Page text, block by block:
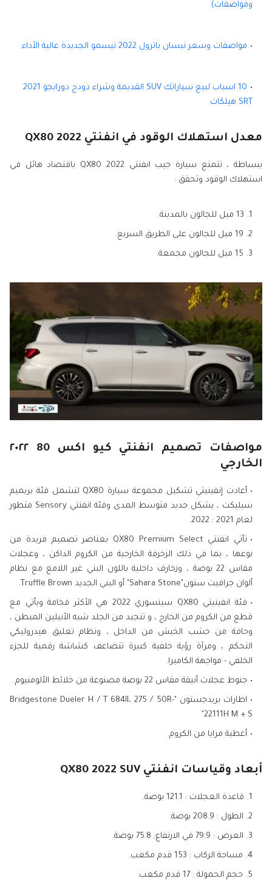
ومواصفات)
مواصفات وسعر نيسان باترول 2022 نيسمو الجديدة عالية الأداء
10 اسباب لبيع سياراتك SUV القديمة وشراء دودج دورانجو 2021
SRT هيلكات
معدل استهلاك الوقود في انفنتي QX80 2022
ببساطة ، تتمتع سيارة جيب انفنتي QX80 2022 باقتصاد هائل في
استهلاك الوقود وتحقق :
13 ميل للجالون بالمدينة.
19 ميل للجالون على الطريق السريع.
15 ميل للجالون مجمعة.
مواصفات تصميم انفنتي كيو اكس 80 ٢٠٢
٢
الخارجي
أعادت إنفينيتي تشكيل مجموعة سيارة QX80 لتشمل فئة بريميم
سيليكت ، بشكل جديد متوسط ​​المدى وفئة انفنتي Sensory متطور
لعام 2021 : 2022.
تأتي انفنتي QX80 Premium Select بعناصر تصميم فريدة من
نوعها ، بما في ذلك الزخرفة الخارجية من الكروم الداكن ، وعجلات
مقاس 22 بوصة ، وزخارف داخلية باللون البني غير اللامع مع نظام
ألوان جرافيت ستون"Sahara Stone" أو البني الجديد Truffle Brown.
فئة انفينيتي QX80 سينسوري 2022 هي الأكثر فخامة ويأتي مع
قطع من الكروم من الخارج ، و تنجيد من الجلد شبه الأنيلين المبطن ،
وحافة من خشب الخيش من الداخل ، ونظام تعليق هيدروليكي
التحكم ، ومرآة رؤية خلفية كبيرة تتضاعف كشاشة رقمية للجزء
الخلفي - مواجهة الكاميرا.
جنوط عجلات أنيقة مقاس 22 بوصة مصنوعة من خلائط الألومنيوم.
اطارات بريدجستون "Bridgestone Dueler H / T 684II، 275 / 50R-
22111H M + S"
أغطية مرايا من الكروم.
أبعاد وقياسات انفنتي QX80 2022 SUV
قاعدة العجلات : 121.1 بوصة.
الطول : 208.9 بوصة.
العرض : 79.9 في الارتفاع: 75.8 بوصة.
مساحة الركاب : 153 قدم مكعب.
حجم الحمولة : 17 قدم مكعب.